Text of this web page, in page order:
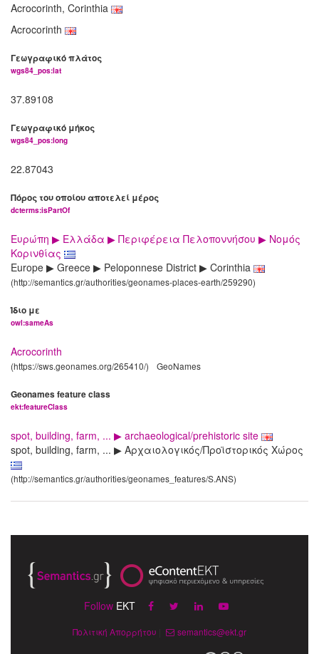
Acrocorinth, Corinthia
Acrocorinth
Γεωγραφικό πλάτος
wgs84_pos:lat
37.89108
Γεωγραφικό μήκος
wgs84_pos:long
22.87043
Πόρος του οποίου αποτελεί μέρος
dcterms:isPartOf
Ευρώπη ▶ Ελλάδα ▶ Περιφέρεια Πελοποννήσου ▶ Νομός
Κορινθίας
Europe ▶ Greece ▶ Peloponnese District ▶ Corinthia
(http://semantics.gr/authorities/geonames-places-earth/259290)
Ίδιο με
owl:sameAs
Acrocorinth
(https://sws.geonames.org/265410/) GeoNames
Geonames feature class
ekt:featureClass
spot, building, farm, ... ▶ archaeological/prehistoric site
spot, building, farm, ... ▶ Αρχαιολογικός/Προϊστορικός Χώρος
(http://semantics.gr/authorities/geonames_features/S.ANS)
Follow EKT
Πολιτική Απορρήτου semantics@ekt.gr